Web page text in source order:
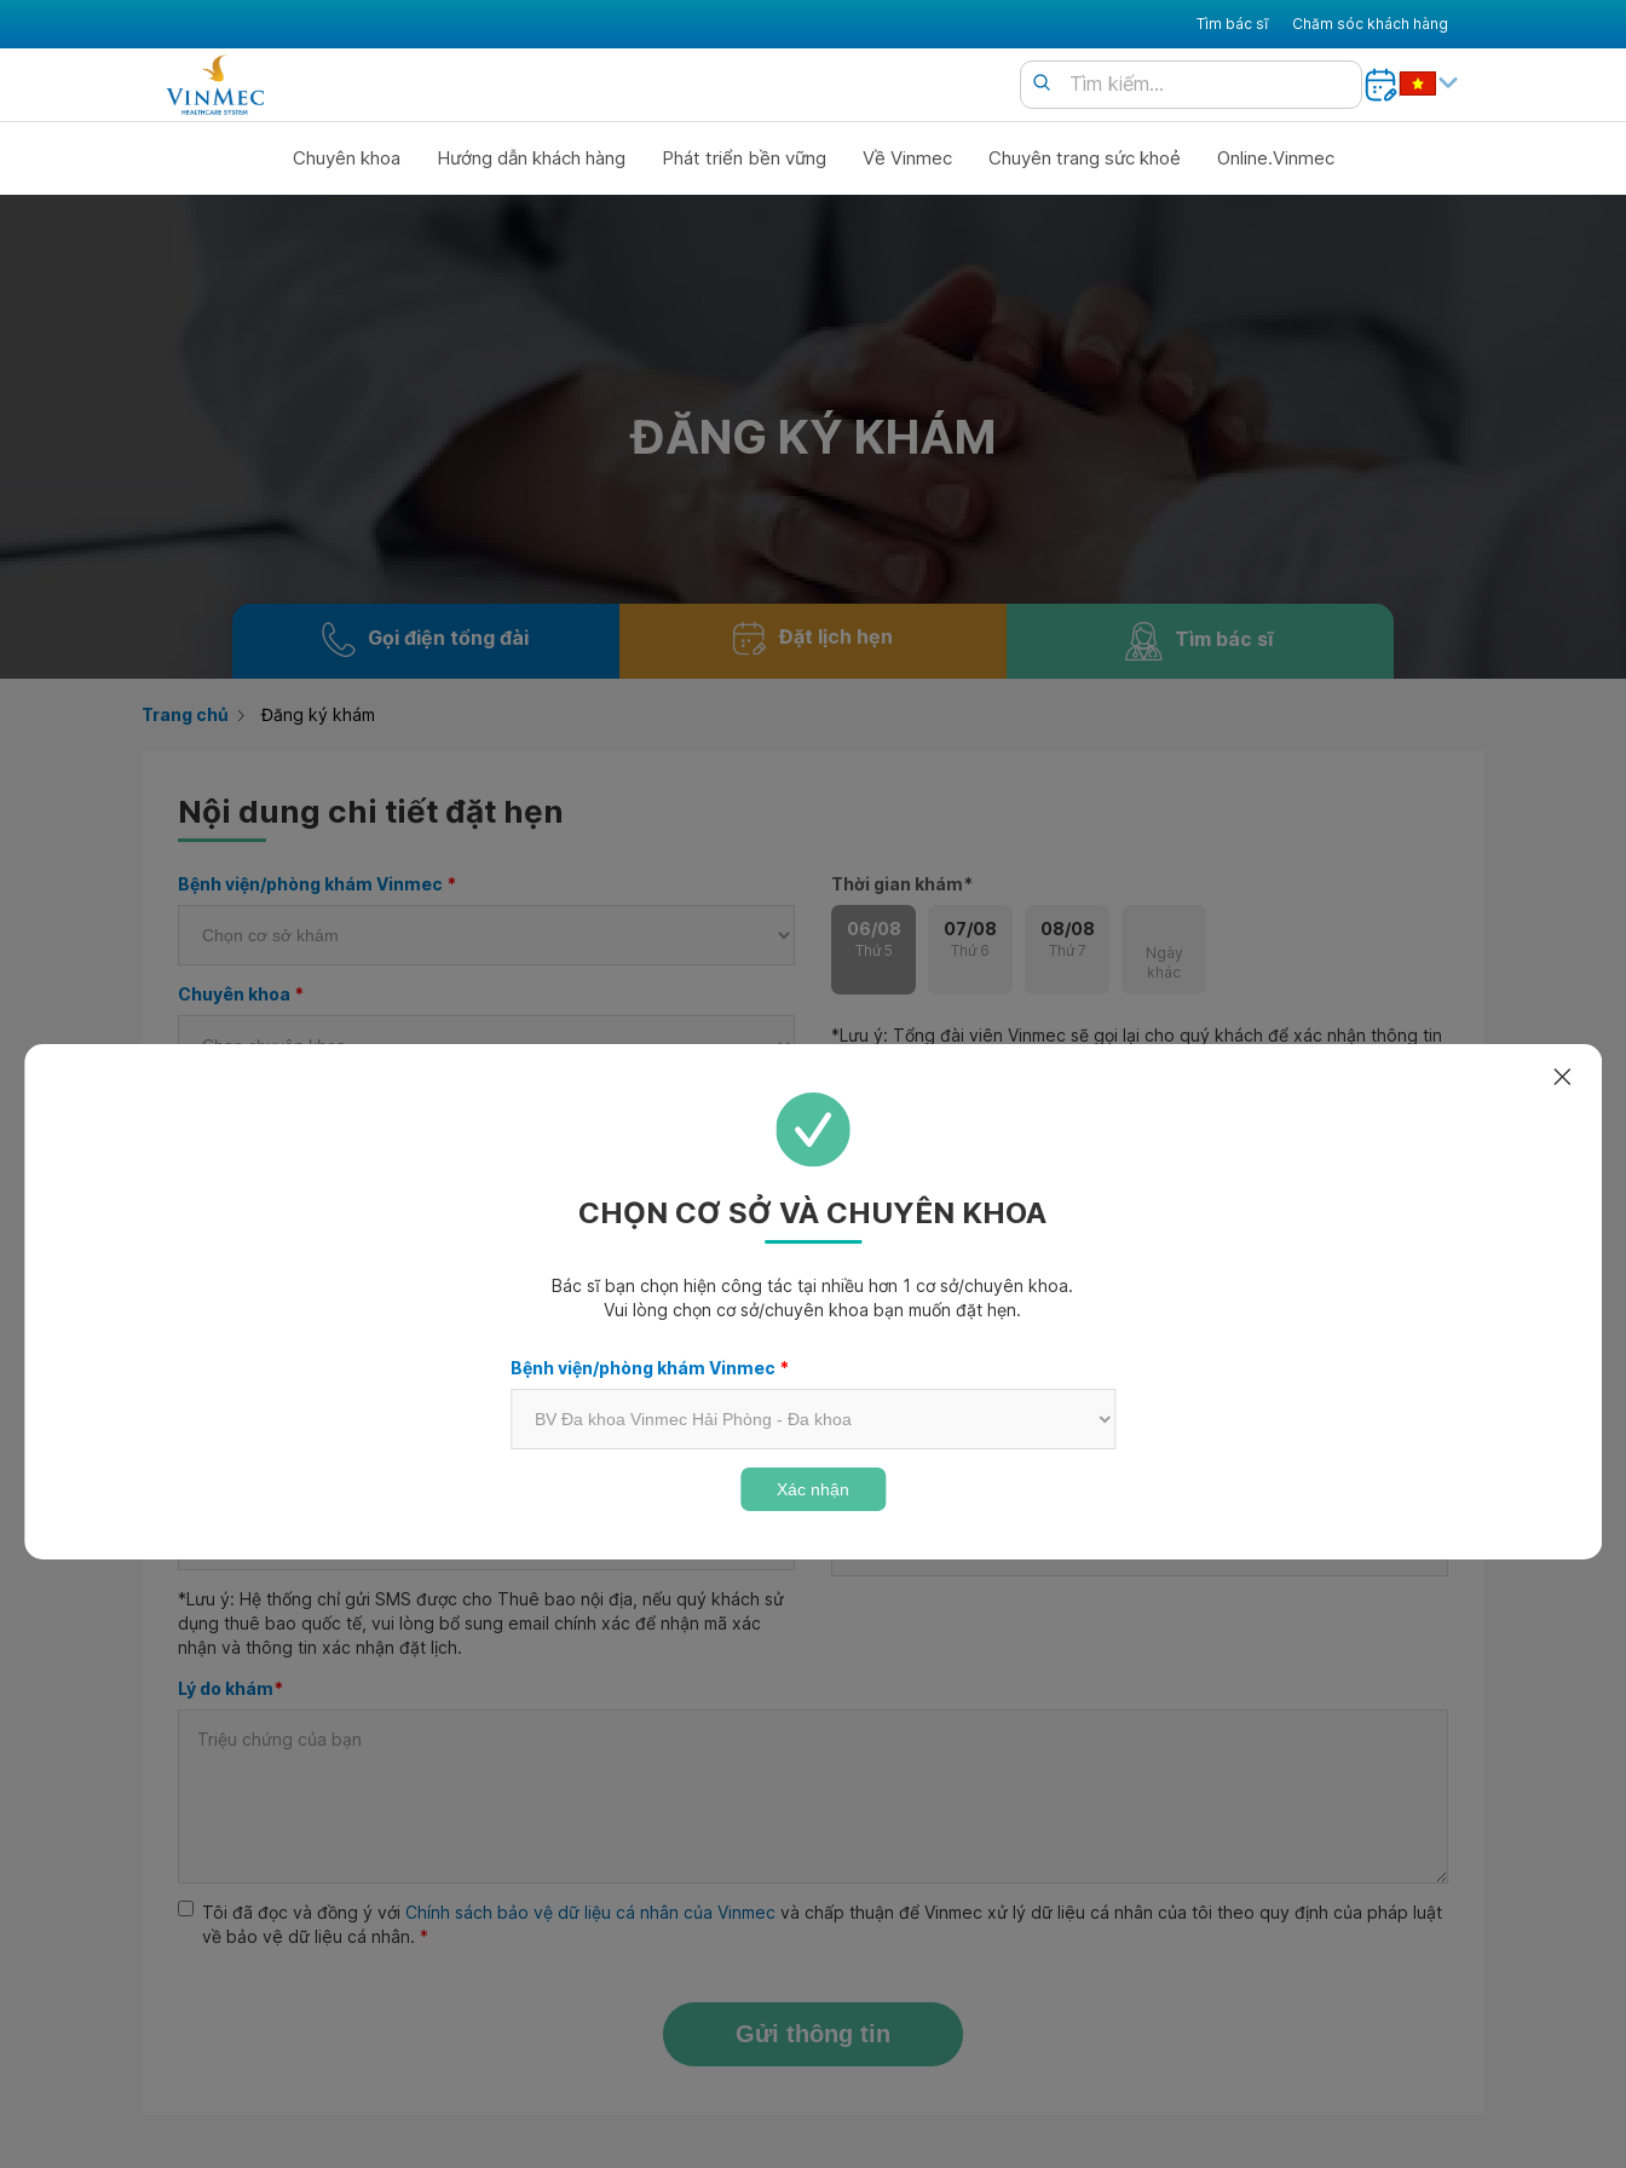
Tìm bác sĩ Chăm sóc khách hàng
Chuyên khoa Hướng dẫn khách hàng Phát triển bền vững Về Vinmec Chuyên trang sức khoẻ Online.Vinmec
ĐĂNG KÝ KHÁM
Gọi điện tổng đài Đặt lịch hẹn Tìm bác sĩ
Trang chủ Đăng ký khám
Nội dung chi tiết đặt hẹn
Bệnh viện/phòng khám Vinmec *
Chuyên khoa *
Thời gian khám*
06/08
Thứ 5
07/08
Thứ 6
08/08
Thứ 7
Ngày
khác
*Lưu ý: Tổng đài viên Vinmec sẽ gọi lại cho quý khách để xác nhận thông tin
*Lưu ý: Hệ thống chỉ gửi SMS được cho Thuê bao nội địa, nếu quý khách sử
dụng thuê bao quốc tế, vui lòng bổ sung email chính xác để nhận mã xác
nhận và thông tin xác nhận đặt lịch.
Email
Lý do khám*
Tôi đã đọc và đồng ý với Chính sách bảo vệ dữ liệu cá nhân của Vinmec và chấp thuận để Vinmec xử lý dữ liệu cá nhân của tôi theo quy định của pháp luật
về bảo vệ dữ liệu cá nhân. *
Gửi thông tin
CHỌN CƠ SỞ VÀ CHUYÊN KHOA
Bác sĩ bạn chọn hiện công tác tại nhiều hơn 1 cơ sở/chuyên khoa.
Vui lòng chọn cơ sở/chuyên khoa bạn muốn đặt hẹn.
Bệnh viện/phòng khám Vinmec *
Xác nhận